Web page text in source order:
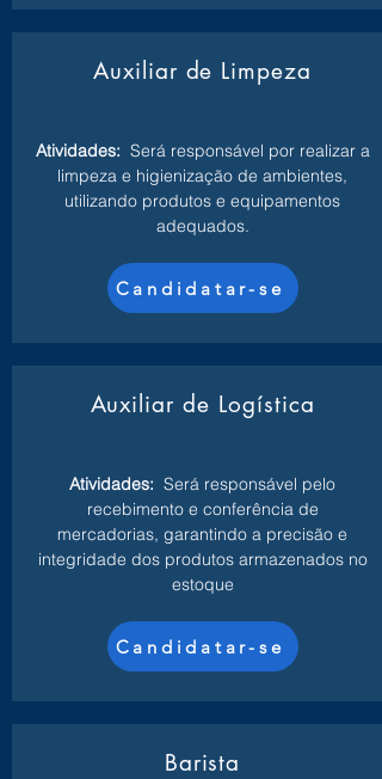
Auxiliar de Limpeza
Atividades: Será responsável por realizar a
limpeza e higienização de ambientes,
utilizando produtos e equipamentos
adequados.
Candidatar-se
Auxiliar de Logística
Atividades: Será responsável pelo
recebimento e conferência de
mercadorias, garantindo a precisão e
integridade dos produtos armazenados no
estoque
Candidatar-se
Barista